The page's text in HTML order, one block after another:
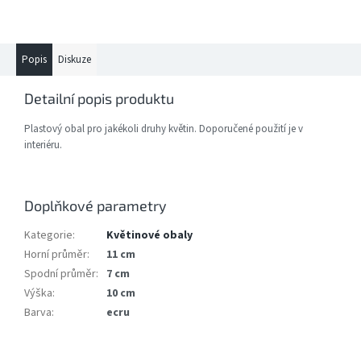
Popis Diskuze
Detailní popis produktu
Plastový obal pro jakékoli druhy květin. Doporučené použití je v
interiéru.
Doplňkové parametry
Kategorie:
Květinové obaly
Horní průměr:
11 cm
Spodní průměr: 7 cm
Výška:
10 cm
Barva: ecru